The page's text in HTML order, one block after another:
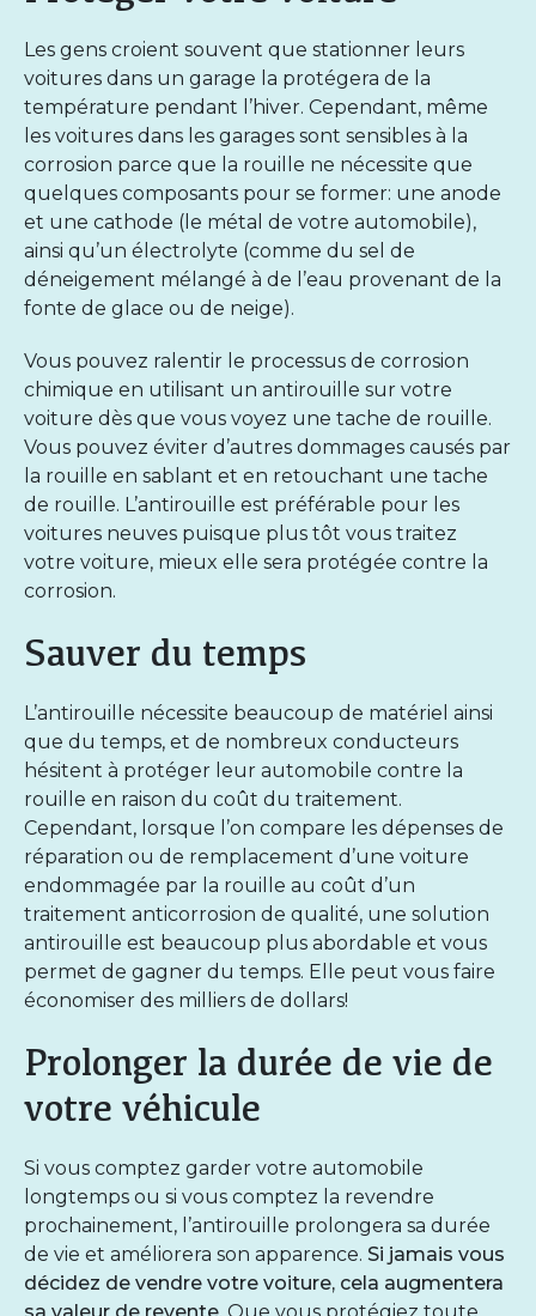
Les gens croient souvent que stationner leurs
voitures dans un garage la protégera de la
température pendant l’hiver. Cependant, même
les voitures dans les garages sont sensibles à la
corrosion parce que la rouille ne nécessite que
quelques composants pour se former: une anode
et une cathode (le métal de votre automobile),
ainsi qu’un électrolyte (comme du sel de
déneigement mélangé à de l’eau provenant de la
fonte de glace ou de neige).
Vous pouvez ralentir le processus de corrosion
chimique en utilisant un antirouille sur votre
voiture dès que vous voyez une tache de rouille.
Vous pouvez éviter d’autres dommages causés par
la rouille en sablant et en retouchant une tache
de rouille. L’antirouille est préférable pour les
voitures neuves puisque plus tôt vous traitez
votre voiture, mieux elle sera protégée contre la
corrosion.
Sauver du temps
L’antirouille nécessite beaucoup de matériel ainsi
que du temps, et de nombreux conducteurs
hésitent à protéger leur automobile contre la
rouille en raison du coût du traitement.
Cependant, lorsque l’on compare les dépenses de
réparation ou de remplacement d’une voiture
endommagée par la rouille au coût d’un
traitement anticorrosion de qualité, une solution
antirouille est beaucoup plus abordable et vous
permet de gagner du temps. Elle peut vous faire
économiser des milliers de dollars!
Prolonger la durée de vie de
votre véhicule
Si vous comptez garder votre automobile
longtemps ou si vous comptez la revendre
prochainement, l’antirouille prolongera sa durée
de vie et améliorera son apparence. Si jamais vous
décidez de vendre votre voiture, cela augmentera
sa valeur de revente. Que vous protégiez toute